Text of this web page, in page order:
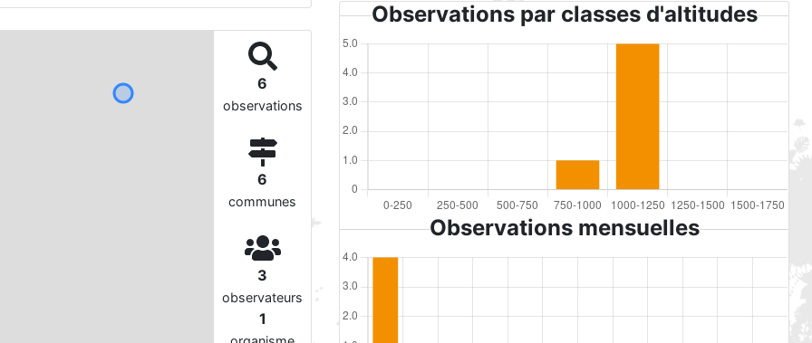
6
observations
6
communes
3
observateurs
1
Observations par classes d'altitudes
Observations mensuelles